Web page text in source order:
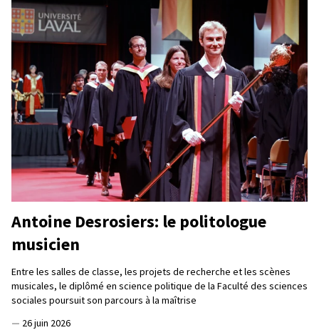
Antoine Desrosiers: le politologue
musicien
Entre les salles de classe, les projets de recherche et les scènes
musicales, le diplômé en science politique de la Faculté des sciences
sociales poursuit son parcours à la maîtrise
— 26 juin 2026